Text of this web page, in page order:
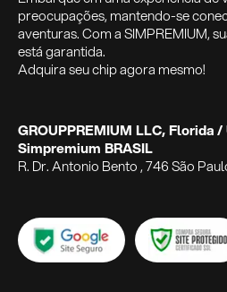
preocupações, mantendo-se
aventuras. Com a SIMPREMIUM,
está garantida.
Adquira seu chip agora mesmo!
GROUPPREMIUM LLC, Florida /
Simpremium BRASIL
R. Dr. Antonio Bento , 746 São